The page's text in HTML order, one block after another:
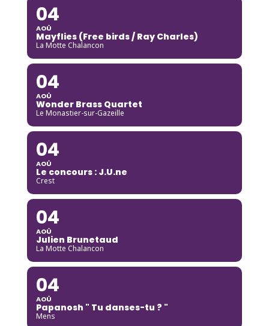
04
AOÛ
Mayflies (Free birds / Ray Charles)
La Motte Chalancon
04
AOÛ
Wonder Brass Quartet
Le Monastier-sur-Gazeille
04
AOÛ
Le concours : J.U.ne
Crest
04
AOÛ
Julien Brunetaud
La Motte Chalancon
04
AOÛ
Papanosh " Tu danses-tu ? "
Mens